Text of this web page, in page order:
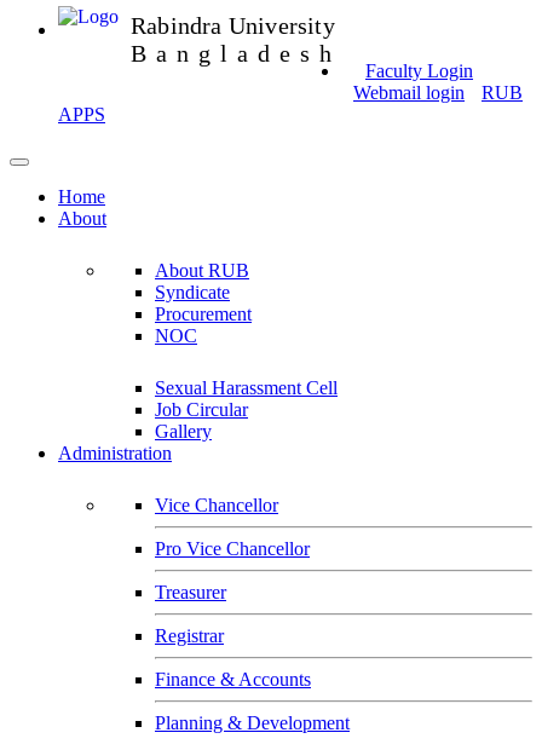
Rabindra University
Bangladesh
Faculty Login
Webmail login
RUB
APPS
Home
About
About RUB
Syndicate
Procurement
NOC
Sexual Harassment Cell
Job Circular
Gallery
Administration
Vice Chancellor
Pro Vice Chancellor
Treasurer
Registrar
Finance & Accounts
Planning & Development